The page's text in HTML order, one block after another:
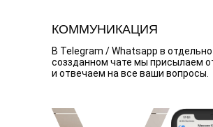
КОММУНИКАЦИЯ
В Telegram / Whatsapp в отдельно
соззданном чате мы присылаем
и отвечаем на все ваши вопросы.